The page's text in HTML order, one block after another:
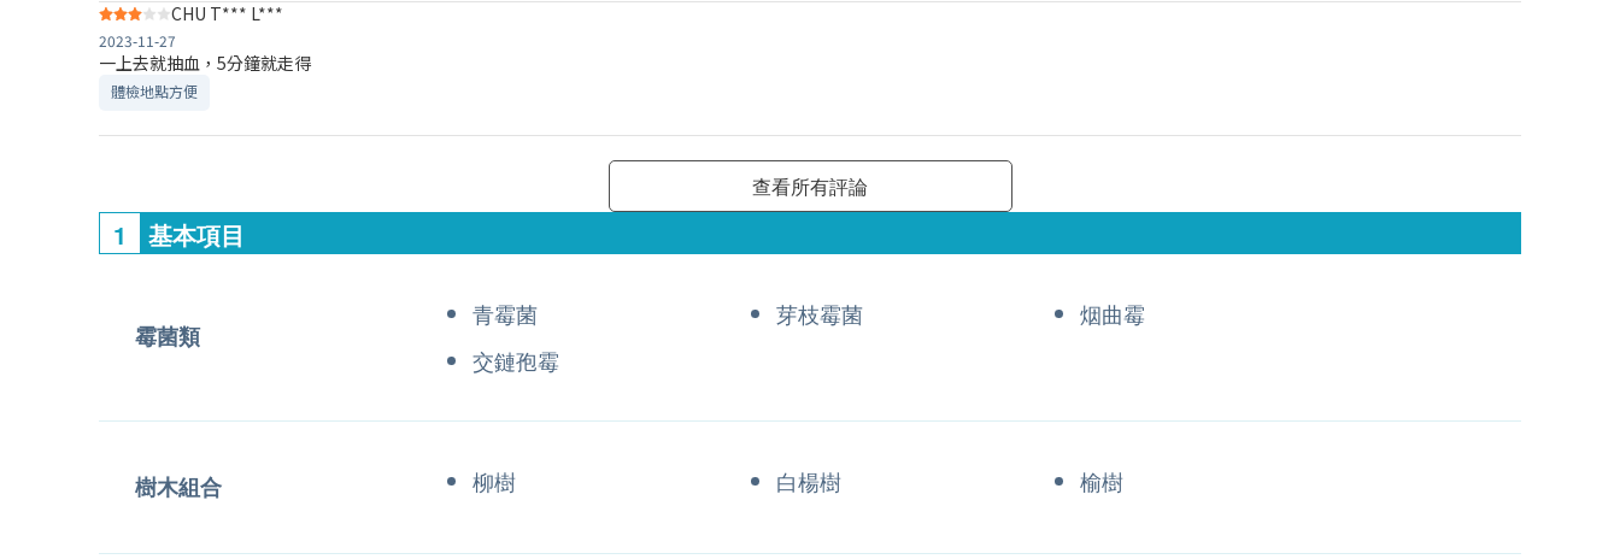
CHU T*** L***
2023-11-27
一上去就抽血，5分鐘就走得
體檢地點方便
查看所有評論
1 基本項目
霉菌類
青霉菌 芽枝霉菌
烟曲霉
交鏈孢霉
樹木組合 柳樹 白楊樹 榆樹